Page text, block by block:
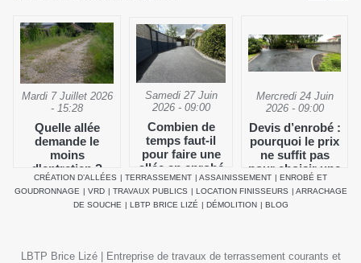
Mardi 7 Juillet 2026
- 15:28
Quelle allée
demande le
moins
d'entretien ?
Samedi 27 Juin
2026 - 09:00
Combien de
temps faut-il
pour faire une
allée en enrobé
?
Mercredi 24 Juin
2026 - 09:00
Devis d’enrobé :
pourquoi le prix
ne suffit pas
pour choisir une
entreprise
CRÉATION D’ALLÉES | TERRASSEMENT | ASSAINISSEMENT | ENROBÉ ET
GOUDRONNAGE | VRD | TRAVAUX PUBLICS | LOCATION FINISSEURS | ARRACHAGE
DE SOUCHE | LBTP BRICE LIZÉ | DÉMOLITION | BLOG
LBTP Brice Lizé | Entreprise de travaux de terrassement courants et